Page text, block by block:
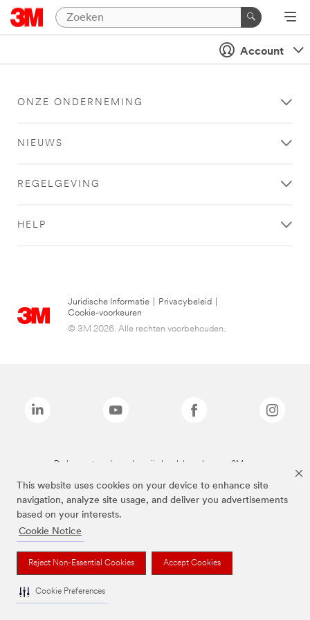
This website uses cookies on your device to enhance site
navigation, analyze site usage, and deliver you advertisements
based on your interests.
Cookie Notice
Reject Non-Essential Cookies Accept Cookies
Cookie Preferences
Account
ONZE ONDERNEMING
NIEUWS
REGELGEVING
HELP
Juridische Informatie Privacybeleid
Cookie-voorkeuren
© 3M 2026. Alle rechten voorbehouden.
De bovenstaande merken zijn handelsmerken van 3M.we